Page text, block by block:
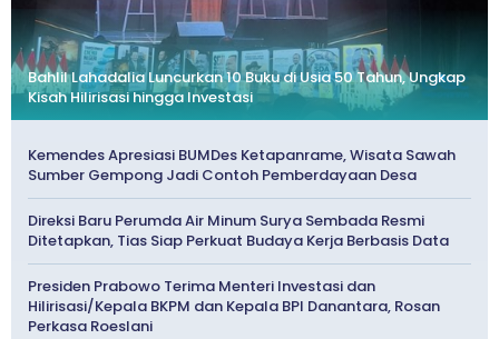
Bahlil Lahadalia Luncurkan 10 Buku di Usia 50 Tahun, Ungkap
Kisah Hilirisasi hingga Investasi
Kemendes Apresiasi BUMDes Ketapanrame, Wisata Sawah
Sumber Gempong Jadi Contoh Pemberdayaan Desa
Direksi Baru Perumda Air Minum Surya Sembada Resmi
Ditetapkan, Tias Siap Perkuat Budaya Kerja Berbasis Data
Presiden Prabowo Terima Menteri Investasi dan
Hilirisasi/Kepala BKPM dan Kepala BPI Danantara, Rosan
Perkasa Roeslani